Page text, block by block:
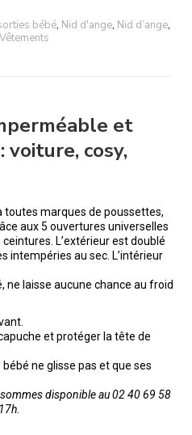
bébé, Nid d'ange, Nid d’ange,
Vêtements
et
voiture, cosy,
toutes marques de poussettes,
aux 5 ouvertures universelles
L’extérieur est doublé
intempéries au sec. L’intérieur
ne laisse aucune chance au froid
et protéger la tête de
ne glisse pas et que ses
disponible au 02 40 69 58